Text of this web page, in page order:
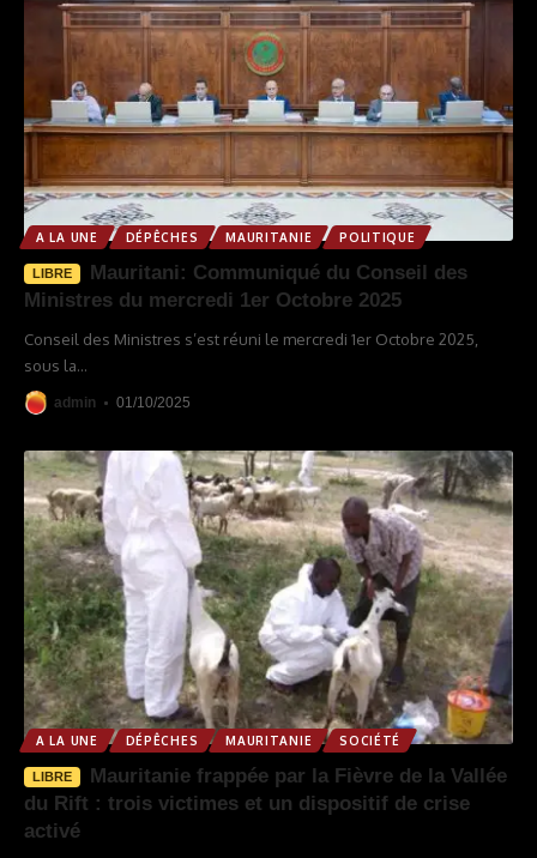
A LA UNE DÉPÊCHES MAURITANIE POLITIQUE
LIBRE
Mauritani: Communiqué du Conseil des
Ministres du mercredi 1er Octobre 2025
Conseil des Ministres s’est réuni le mercredi 1er Octobre 2025,
sous la…
admin 01/10/2025
A LA UNE DÉPÊCHES MAURITANIE SOCIÉTÉ
LIBRE
Mauritanie frappée par la Fièvre de la Vallée
du Rift : trois victimes et un dispositif de crise
activé